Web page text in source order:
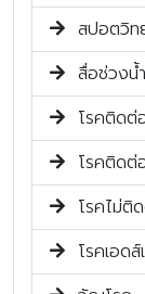
สปอตวิท
สื่อช่วงน้
โรคติดต่
โรคติดต่
โรคไม่ติ
โรคเอด